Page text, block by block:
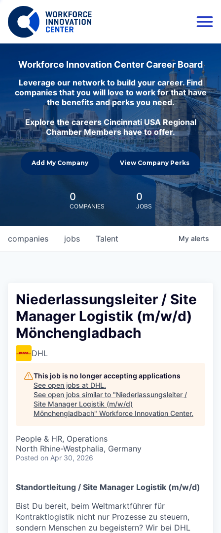
Workforce Innovation Center Career Board
Leverage our network to build your career. Find
companies that you will love to work for that have
the benefits and perks you need.
Explore the careers Cincinnati USA Regional
Chamber Members have to offer.
Add My Company View Company Perks
0
COMPANIES
0
JOBS
jobs
companies Talent My alerts
Niederlassungsleiter / Site
Manager Logistik (m/w/d)
Mönchengladbach
DHL
This job is no longer accepting applications
See open jobs at DHL.
See open jobs similar to "Niederlassungsleiter /
Site Manager Logistik (m/w/d)
Mönchengladbach" Workforce Innovation Center.
People & HR, Operations
North Rhine-Westphalia, Germany
Posted on Apr 30, 2026
Standortleitung / Site Manager Logistik (m/w/d)
Bist Du bereit, beim Weltmarktführer für
Kontraktlogistik nicht nur Prozesse zu steuern,
sondern Menschen zu begeistern? Wir bei DHL